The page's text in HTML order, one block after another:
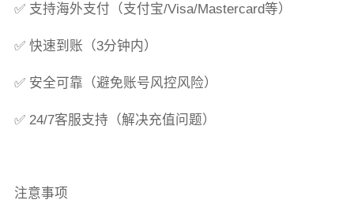
✅ 支持海外支付（支付宝/Visa/Mastercard等）
✅ 快速到账（3分钟内）
✅ 安全可靠（避免账号风控风险）
✅ 24/7客服支持（解决充值问题）
注意事项